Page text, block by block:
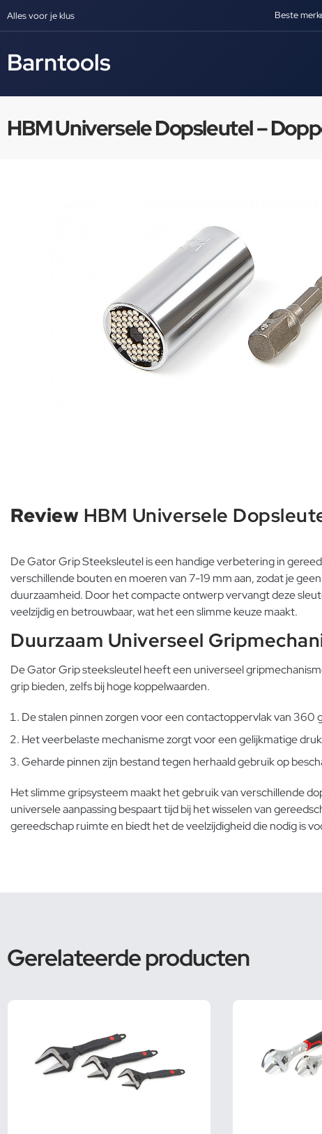
Alles voor je klus Beste
Barntools
HBM Universele Dopsleutel –
Review HBM Universele
De Gator Grip Steeksleutel is een handige verbetering in
verschillende bouten en moeren van 7-19 mm aan, zodat je
duurzaamheid. Door het compacte ontwerp vervangt deze
veelzijdig en betrouwbaar, wat het een slimme keuze maakt.
Duurzaam Universeel
De Gator Grip steeksleutel heeft een universeel
grip bieden, zelfs bij hoge koppelwaarden.
De stalen pinnen zorgen voor een contactoppervlak van 360
Het veerbelaste mechanisme zorgt voor een gelijkmatige
Geharde pinnen zijn bestand tegen herhaald gebruik op
Het slimme gripsysteem maakt het gebruik van verschillende
universele aanpassing bespaart tijd bij het wisselen van
gereedschap ruimte en biedt het de veelzijdigheid die nodig is
Gerelateerde producten